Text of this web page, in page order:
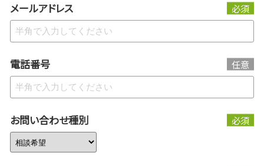
メールアドレス 必須
電話番号 任意
お問い合わせ種別 必須